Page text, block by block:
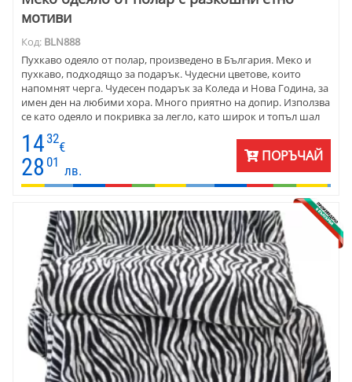
мотиви
Код: BLN888
Пухкаво одеяло от полар, произведено в България. Меко и
пухкаво, подходящо за подарък. Чудесни цветове, които
напомнят черга. Чудесен подарък за Коледа и Нова Година, за
имен ден на любими хора. Много приятно на допир. Използва
се като одеяло и покривка за легло, като широк и топъл шал
за всеки ден. Размер 150 х 180 см.
14 32
€
28 01
лв.
ПОРЪЧАЙ